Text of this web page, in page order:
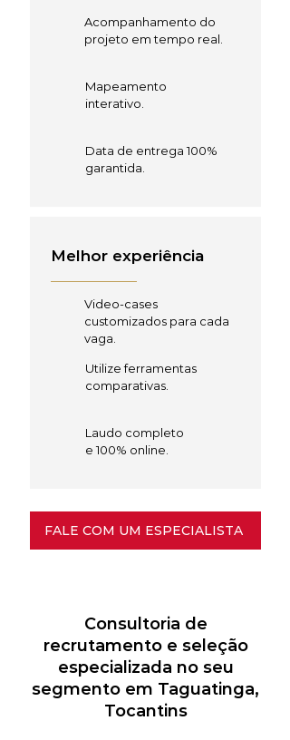
Acompanhamento do
projeto em tempo real.
Mapeamento
interativo.
Data de entrega 100%
garantida.
Melhor experiência
Video-cases
customizados para cada
vaga.
Utilize ferramentas
comparativas.
Laudo completo
e 100% online.
FALE COM UM ESPECIALISTA
Consultoria de
recrutamento e seleção
especializada no seu
segmento em Taguatinga,
Tocantins